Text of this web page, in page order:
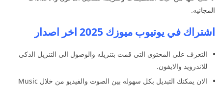
المجانيه.
اشتراك في يوتيوب ميوزك 2025 اخر اصدار
التعرف على المحتوى التي قمت بتنزيله والوصول الى التنزيل الذكي
للاندرويد والايفون.
الان يمكنك التبديل بكل سهوله بين الصوت والفيديو من خلال Music